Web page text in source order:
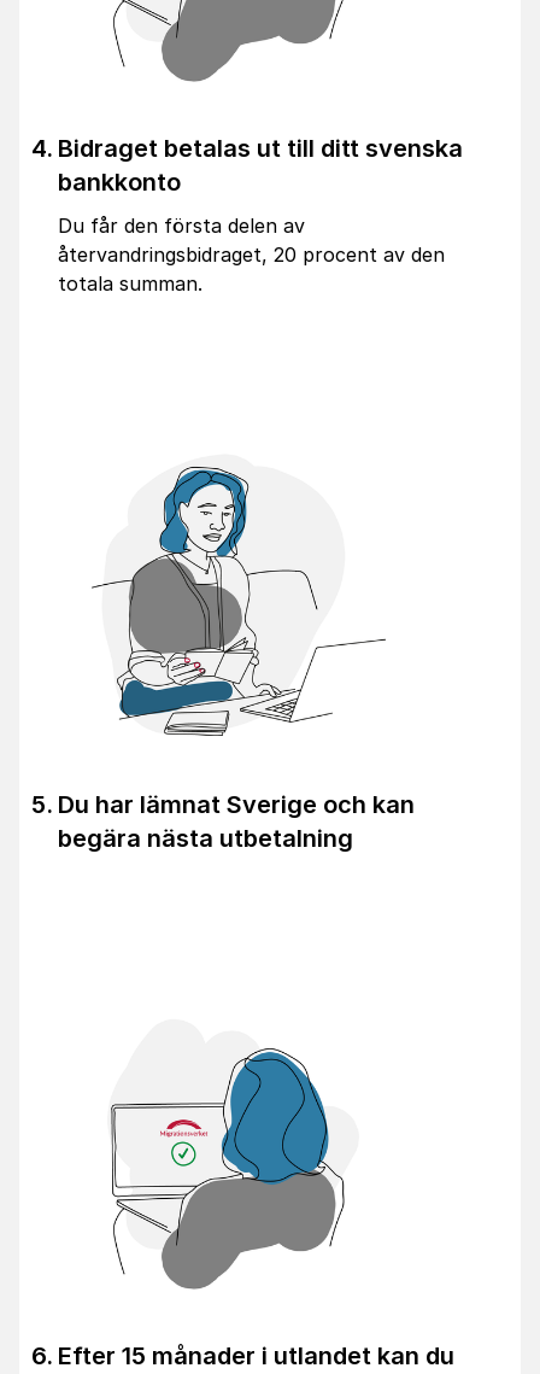
Bidraget betalas ut till ditt svenska
bankkonto
Du får den första delen av
återvandringsbidraget, 20 procent av den
totala summan.
Du har lämnat Sverige och kan
begära nästa utbetalning
Efter 15 månader i utlandet kan du